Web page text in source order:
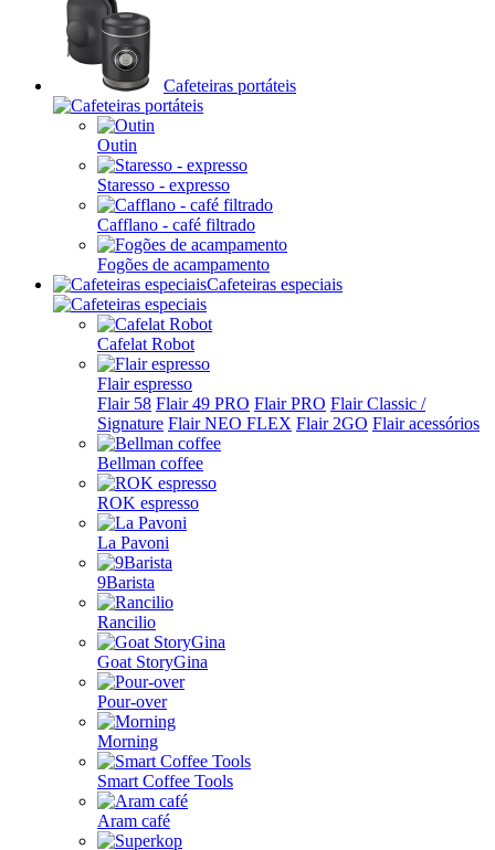
Cafeteiras portáteis
Outin
Staresso - expresso
Cafflano - café filtrado
Fogões de acampamento
Cafeteiras especiais
Cafelat Robot
Flair espresso
Flair 58 Flair 49 PRO Flair PRO Flair Classic /
Signature Flair NEO FLEX Flair 2GO Flair acessórios
Bellman coffee
ROK espresso
La Pavoni
9Barista
Rancilio
Goat StoryGina
Pour-over
Morning
Smart Coffee Tools
Aram café